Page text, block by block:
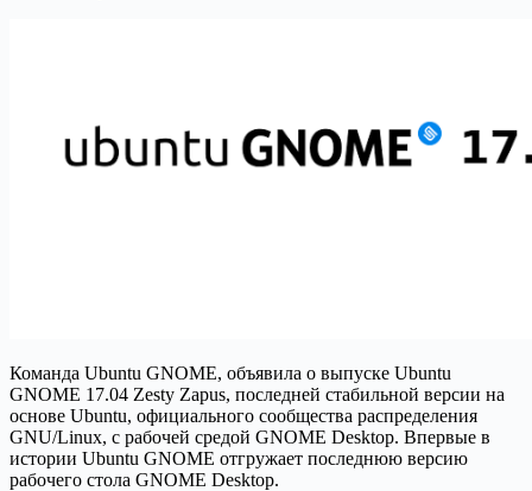
Команда Ubuntu GNOME, объявила о выпуске Ubuntu
GNOME 17.04 Zesty Zapus, последней стабильной версии на
основе Ubuntu, официального сообщества распределения
GNU/Linux, с рабочей средой GNOME Desktop. Впервые в
истории Ubuntu GNOME отгружает последнюю версию
рабочего стола GNOME Desktop.